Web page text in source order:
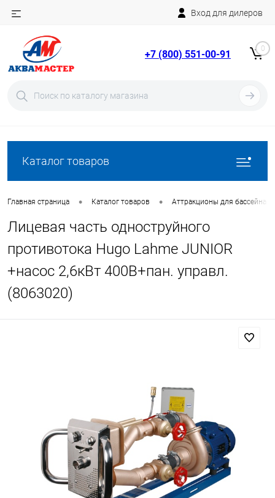
Вход для дилеров
+7 (800) 551-00-91 0
Каталог товаров
Главная страница • Каталог товаров • Аттракционы для бассейна
Лицевая часть одноструйного
противотока Hugo Lahme JUNIOR
+насос 2,6кВт 400В+пан. управл.
(8063020)